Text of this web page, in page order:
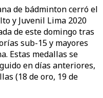
de bádminton cerró el
y Juvenil Lima 2020
de este domingo tras
sub-15 y mayores
Estas medallas se
en días anteriores,
(18 de oro, 19 de